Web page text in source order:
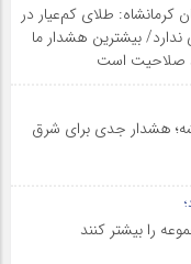
کرمانشاه: طلای کم‌عیار در
بیشترین هشدار ما
صلاحیت است
هشدار جدی برای شرق
را بیشتر کنند